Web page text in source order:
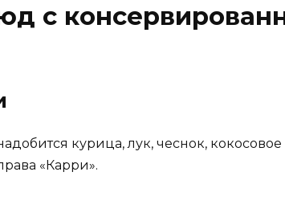
с
курица, лук, чеснок,
«Карри».